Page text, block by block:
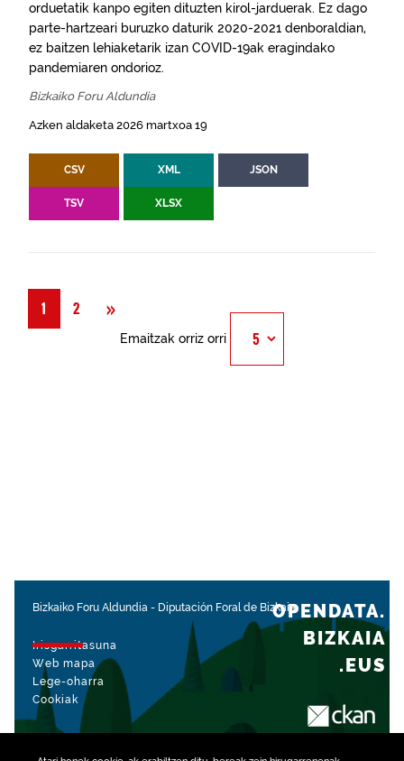
orduetatik kanpo egiten dituzten kirol-jarduerak. Ez dago
parte-hartzeari buruzko daturik 2020-2021 denboraldian,
ez baitzen lehiaketarik izan COVID-19ak eragindako
pandemiaren ondorioz.
Bizkaiko Foru Aldundia
Azken aldaketa 2026 martxoa 19
CSV XML JSON
TSV XLSX
1 2 »
Emaitzak orriz orri
Bizkaiko Foru Aldundia - Diputación Foral de Bizkaia
Irisgarritasuna
Web mapa
Lege-oharra
Cookiak
OPENDATA.
BIZKAIA
.EUS